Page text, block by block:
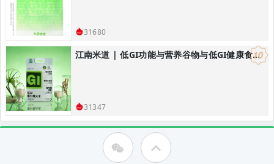
31680
江南米道 | 低GI功能与营养谷物与低GI健康食品研发，低GI健康主食解决方案
31347